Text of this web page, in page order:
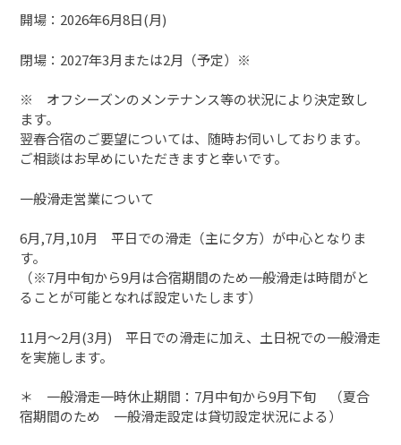
開場：2026年6月8日(月)
閉場：2027年3月または2月（予定）※
※ オフシーズンのメンテナンス等の状況により決定致し
ます。
翌春合宿のご要望については、随時お伺いしております。
ご相談はお早めにいただきますと幸いです。
一般滑走営業について
6月,7月,10月 平日での滑走（主に夕方）が中心となりま
す。
（※7月中旬から9月は合宿期間のため一般滑走は時間がと
ることが可能となれば設定いたします）
11月～2月(3月) 平日での滑走に加え、土日祝での一般滑走
を実施します。
＊ 一般滑走一時休止期間：7月中旬から9月下旬 （夏合
宿期間のため 一般滑走設定は貸切設定状況による）